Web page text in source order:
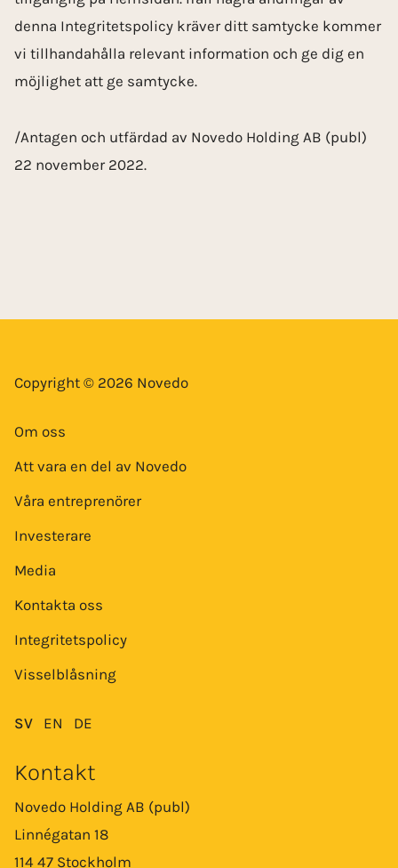
denna Integritetspolicy kräver ditt samtycke kommer
vi tillhandahålla relevant information och ge dig en
möjlighet att ge samtycke.
/Antagen och utfärdad av Novedo Holding AB (publ)
22 november 2022.
Copyright © 2026 Novedo
Om oss
Att vara en del av Novedo
Våra entreprenörer
Investerare
Media
Kontakta oss
Integritetspolicy
Visselblåsning
SV EN DE
Kontakt
Novedo Holding AB (publ)
Linnégatan 18
114 47 Stockholm